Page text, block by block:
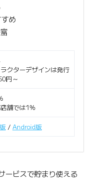
め
クターデザインは発行
円～
舗では1％
/ Android版
ービスで貯まり使える